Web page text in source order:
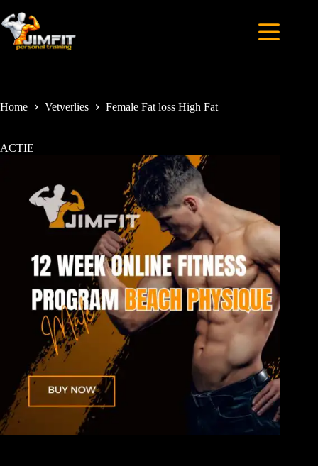
Home Vetverlies Female Fat loss High Fat
ACTIE